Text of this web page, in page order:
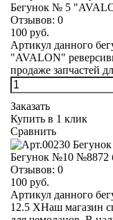
Бегунок № 5
Отзывов: 0
100 руб.
Артикул данного
"AVALON"
продаже запчастей
Заказать
Купить в 1 клик
Сравнить
Бегунок №10 №8872
Отзывов: 0
100 руб.
Артикул данного
12.5 XНаш магазин